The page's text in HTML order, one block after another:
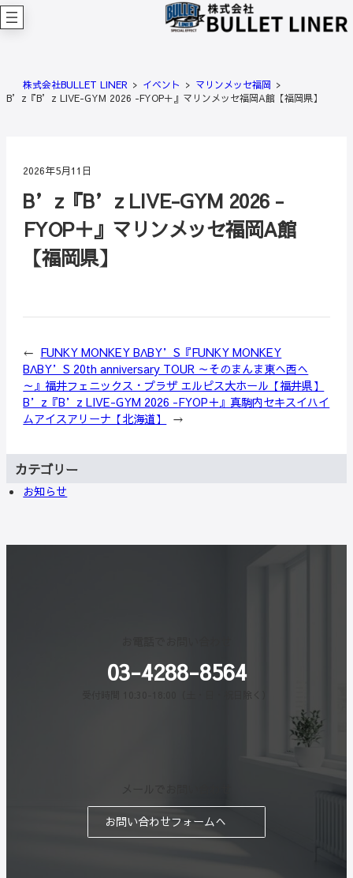
内
容
ッ
株式会社BULLET LINER イベント
マリンメッセ福岡
B’z『B’z LIVE-GYM 2026 -FYOP＋』マリンメッセ福岡A館【福岡県】
2026年5月11日
B’z『B’z LIVE-GYM 2026 -
FYOP＋』マリンメッセ福岡A館
【福岡県】
← FUNKY MONKEY BΛBY’S『FUNKY MONKEY
BΛBY’S 20th anniversary TOUR ～そのまんま東へ西へ
～』福井フェニックス・プラザ エルピス大ホール【福井県】
B’z『B’z LIVE-GYM 2026 -FYOP＋』真駒内セキスイハイ
ムアイスアリーナ【北海道】
→
カテゴリー
お知らせ
03-4288-8564
受付時間 10:30-18:00（土・日・祝日除く）
お問い合わせフォームへ